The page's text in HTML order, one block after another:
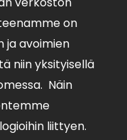
on
ja avoimien
niin yksityisellä
Näin
liittyen.